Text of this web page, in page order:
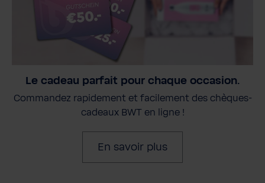
Le cadeau parfait pour chaque occasion.
Commandez rapidement et facilement des chèques-
cadeaux BWT en ligne !
En savoir plus